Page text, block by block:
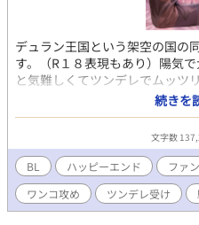
デュラン王国という架空の国の
す。（R１８表現もあり）陽気
と気難しくてツンデレでムッツ
の中年濃厚イチャラブをお楽し
人の５、６万字くらいの中編の
もお読みいただける仕様にな
験の物語です。付き合いたての
みいただければ幸いです。 中世
まで「風」なので細かい事への
初心者なので稚拙な部分もある
いいなと思ったら、いいね、ブ
続きを
文字数
BL ハッピーエンド ファ
ワンコ攻め
ツンデレ受け